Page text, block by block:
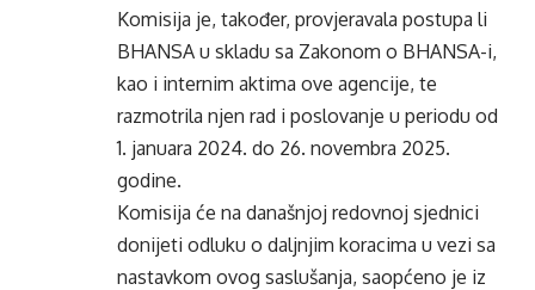
Komisija je, također, provjeravala postupa li
BHANSA u skladu sa Zakonom o BHANSA-i,
kao i internim aktima ove agencije, te
razmotrila njen rad i poslovanje u periodu od
1. januara 2024. do 26. novembra 2025.
godine.
Komisija će na današnjoj redovnoj sjednici
donijeti odluku o daljnjim koracima u vezi sa
nastavkom ovog saslušanja, saopćeno je iz